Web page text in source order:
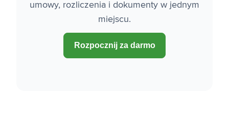
umowy, rozliczenia i dokumenty w jednym
miejscu.
Rozpocznij za darmo